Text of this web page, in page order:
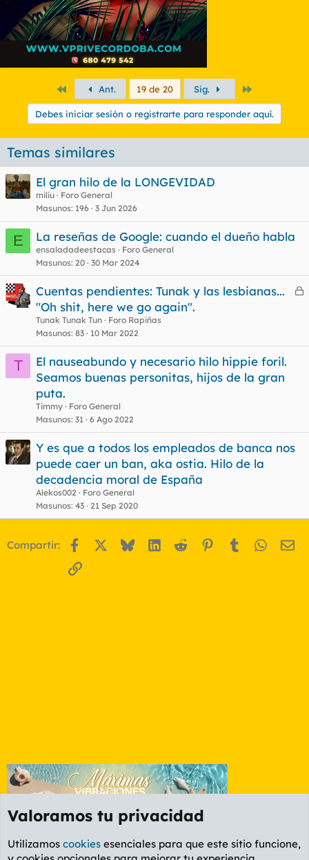
PrimeroAnt. 19 de 20 Sig.
Debes iniciar sesión o registrarte para responder aquí.
Temas similares
El gran hilo de la LONGEVIDAD
miliu
Foro General
Masunos 196 3 Jun 2026
E La reseñas de Google: cuando el dueño habla
ensaladadeestacas
Foro General
Masunos 20 30 Mar 2024
C
a
Cuentas pendientes: Tunak y las lesbianas...
"Oh shit, here we go again".
Tunak Tunak Tun
Foro Rapiñas
Masunos 83 10 Mar 2022
T
El nauseabundo y necesario hilo hippie foril.
Seamos buenas personitas, hijos de la gran
puta.
Timmy
Foro General
Masunos 31 6 Ago 2022
Y es que a todos los empleados de banca nos
puede caer un ban, aka ostia. Hilo de la
decadencia moral de España
Alekos002
Foro General
Masunos 43 21 Sep 2020
Compartir: Facebook BlueskyLinkedIn
Reddit Pinterest
Tumblr
Enlace
Valoramos tu privacidad
Utilizamos cookies esenciales para que este sitio funcione,